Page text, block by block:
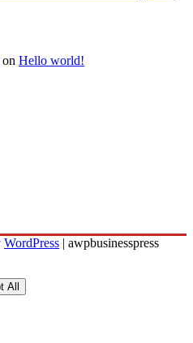
on Hello world!
WordPress | awpbusinesspress
All